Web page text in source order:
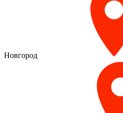
Новгород